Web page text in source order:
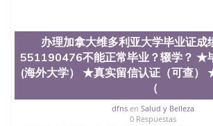
办理加拿大维多利亚大学毕业证成
551190476不能正常毕业？辍学？ ★
(海外大学） ★真实留信认证（可查）
（
dfnsen Salud y Belleza
0 Respuestas